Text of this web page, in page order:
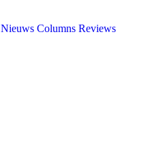
Nieuws Columns Reviews